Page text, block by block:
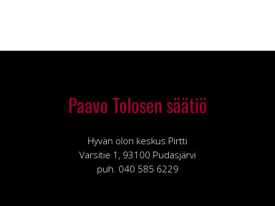
Paavo Tolosen säätiö
Hyvän olon keskus Pirtti
Varsitie 1, 93100 Pudasjärvi
puh. 040 585 6229